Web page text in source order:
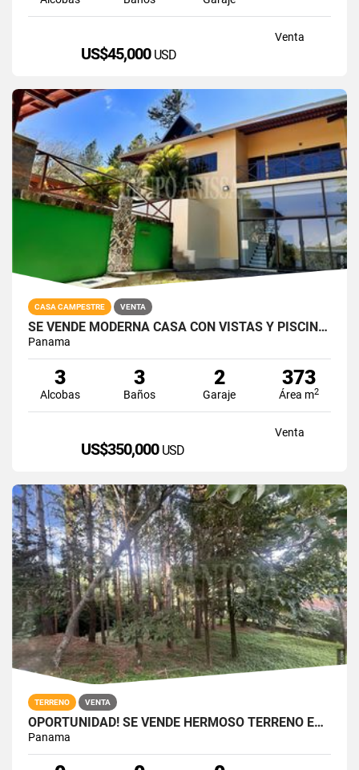
Venta
US$45,000 USD
CASA CAMPESTRE VENTA
SE VENDE MODERNA CASA CON VISTAS Y PISCINA EN ALTOS DEL MARIA
Panama
3
Alcobas
3
Baños
2
Garaje
373
Área m2
Venta
US$350,000 USD
TERRENO VENTA
OPORTUNIDAD! SE VENDE HERMOSO TERRENO EN ALTOS DEL MARIA
Panama